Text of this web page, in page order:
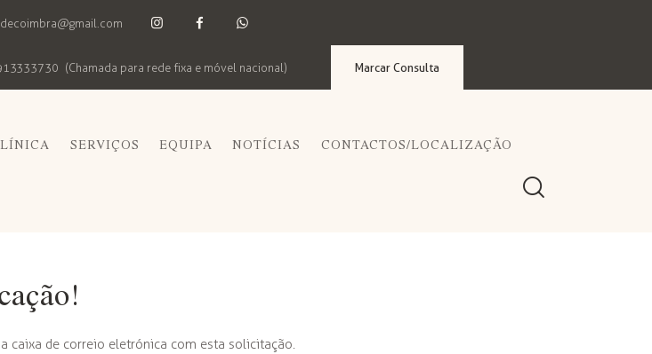
(Chamada para rede fixa e móvel nacional) Marcar Consulta
SERVIÇOS EQUIPA NOTÍCIAS CONTACTOS/LOCALIZAÇÃO
caixa de correio eletrónica com esta solicitação.